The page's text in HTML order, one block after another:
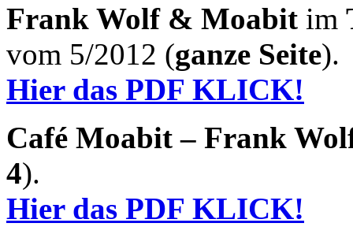
Frank Wolf & Moabit im
vom 5/2012 (ganze Seite).
Hier das PDF KLICK!
Café Moabit – Frank
4).
Hier das PDF KLICK!